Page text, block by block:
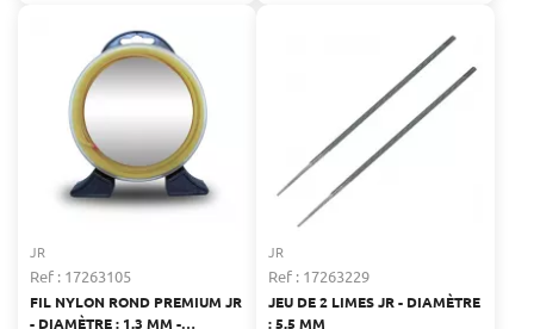
JR
Ref : 17263105
FIL NYLON ROND PREMIUM JR
- DIAMÈTRE : 1,3 MM -
JR
Ref : 17263229
JEU DE 2 LIMES JR - DIAMÈTRE
: 5,5 MM